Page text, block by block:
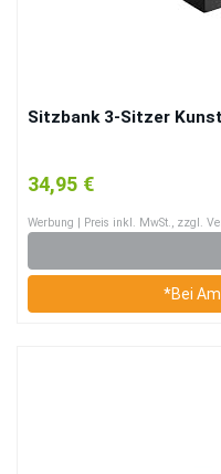
Sitzbank 3-Sitzer
34,95 €
Werbung | Preis inkl. MwSt., zzgl.
*Bei